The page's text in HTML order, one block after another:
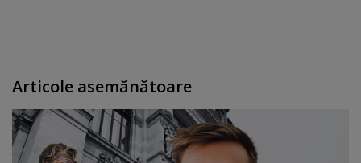
Articole asemănătoare